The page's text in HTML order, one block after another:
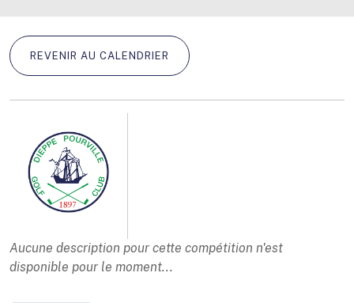
REVENIR AU CALENDRIER
Aucune description pour cette compétition n'est
disponible pour le moment...